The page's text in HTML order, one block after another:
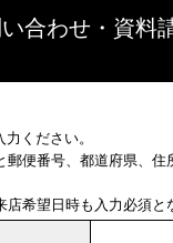
合わせ・資料
ください。
郵便番号、都道府県、住
希望日時も入力必須と